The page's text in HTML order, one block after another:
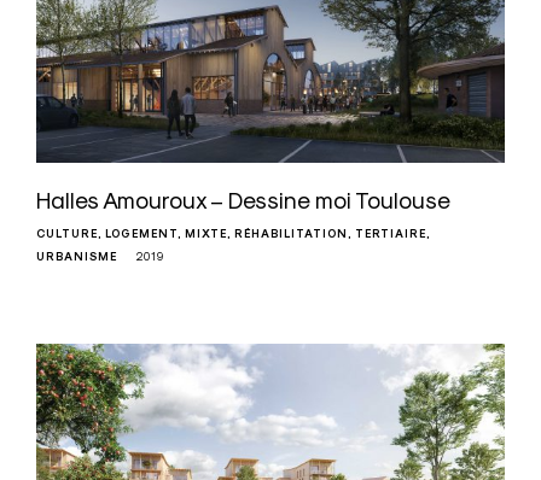
Halles Amouroux – Dessine moi Toulouse
CULTURE LOGEMENT MIXTE RÉHABILITATION
TERTIAIRE
URBANISME
2019